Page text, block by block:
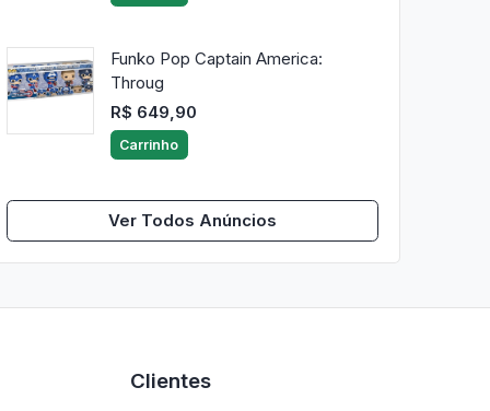
Funko Pop Captain America:
Throug
R$ 649,90
Carrinho
Ver Todos Anúncios
Clientes